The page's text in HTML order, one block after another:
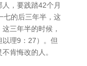
，要践踏42个月
七的后三年半，这
三年半的时候，
理9：27）。但
肯悔改的人。